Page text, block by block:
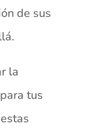
de sus
la
tus